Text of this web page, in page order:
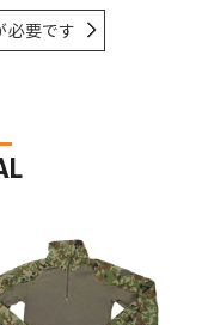
必要です